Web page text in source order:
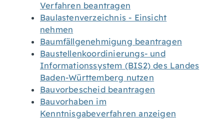
Verfahren beantragen
Baulastenverzeichnis - Einsicht
nehmen
Baumfällgenehmigung beantragen
Baustellenkoordinierungs- und
Informationssystem (BIS2) des Landes
Baden-Württemberg nutzen
Bauvorbescheid beantragen
Bauvorhaben im
Kenntnisgabeverfahren anzeigen